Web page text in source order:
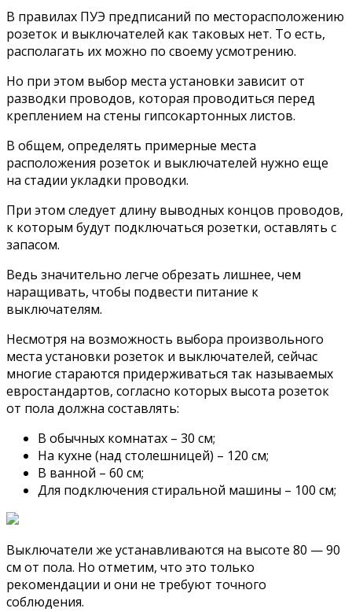
В правилах ПУЭ предписаний по месторасположению
розеток и выключателей как таковых нет. То есть,
располагать их можно по своему усмотрению.
Но при этом выбор места установки зависит от
разводки проводов, которая проводиться перед
креплением на стены гипсокартонных листов.
В общем, определять примерные места
расположения розеток и выключателей нужно еще
на стадии укладки проводки.
При этом следует длину выводных концов проводов,
к которым будут подключаться розетки, оставлять с
запасом.
Ведь значительно легче обрезать лишнее, чем
наращивать, чтобы подвести питание к
выключателям.
Несмотря на возможность выбора произвольного
места установки розеток и выключателей, сейчас
многие стараются придерживаться так называемых
евростандартов, согласно которых высота розеток
от пола должна составлять:
В обычных комнатах – 30 см;
На кухне (над столешницей) – 120 см;
В ванной – 60 см;
Для подключения стиральной машины – 100 см;
Выключатели же устанавливаются на высоте 80 — 90
см от пола. Но отметим, что это только
рекомендации и они не требуют точного
соблюдения.